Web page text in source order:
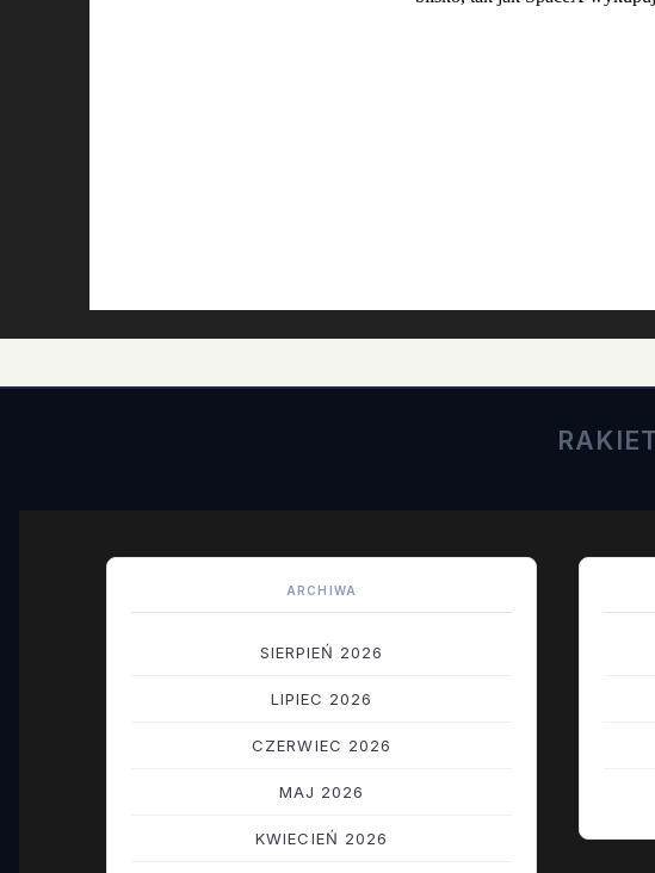
ARCHIWA
SIERPIEŃ 2026
LIPIEC 2026
CZERWIEC 2026
MAJ 2026
KWIECIEŃ 2026